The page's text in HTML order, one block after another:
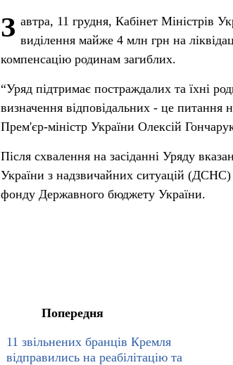
З автра, 11 грудня, Кабінет Міністрів
виділення майже 4 млн грн на
компенсацію родинам загиблих.
“Уряд підтримає постраждалих та їхні
визначення відповідальних - це питання
Прем'єр-міністр України Олексій
Після схвалення на засіданні Уряду
України з надзвичайних ситуацій (ДСНС)
фонду Державного бюджету України.
Попередня
11 звільнених бранців Кремля
відправились на реабілітацію та